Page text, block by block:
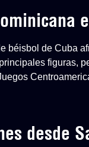
béisbol de Cuba
figuras,
desde